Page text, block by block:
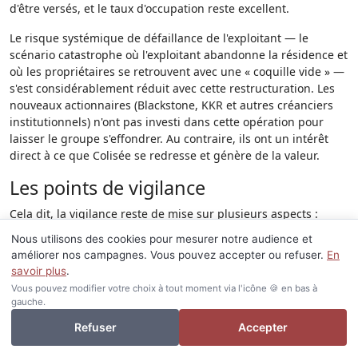
d'être versés, et le taux d'occupation reste excellent.
Le risque systémique de défaillance de l'exploitant — le
scénario catastrophe où l'exploitant abandonne la résidence et
où les propriétaires se retrouvent avec une « coquille vide » —
s'est considérablement réduit avec cette restructuration. Les
nouveaux actionnaires (Blackstone, KKR et autres créanciers
institutionnels) n'ont pas investi dans cette opération pour
laisser le groupe s'effondrer. Au contraire, ils ont un intérêt
direct à ce que Colisée se redresse et génère de la valeur.
Les points de vigilance
Cela dit, la vigilance reste de mise sur plusieurs aspects :
Les renouvellements de baux: c'est le point d'attention
principal. Un exploitant qui sort d'une restructuration peut
être tenté de renégocier les conditions des baux existants,
notamment les niveaux de loyers, lors des renouvellements. Il
est fondamental pour les propriétaires de bien connaître les
termes de leur bail, les échéances à venir, et de se faire
accompagner par un professionnel pour anticiper ces
Je veux investir ou revendre
Nous utilisons des cookies pour mesurer notre audience et
améliorer nos campagnes. Vous pouvez accepter ou refuser. En
savoir plus.
Vous pouvez modifier votre choix à tout moment via l'icône 🍪 en bas à
gauche.
Refuser Accepter